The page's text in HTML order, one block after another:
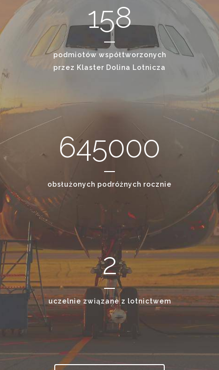
158
podmiotów współtworzonych
przez Klaster Dolina Lotnicza
645000
obsłużonych podróżnych rocznie
2
uczelnie związane z lotnictwem